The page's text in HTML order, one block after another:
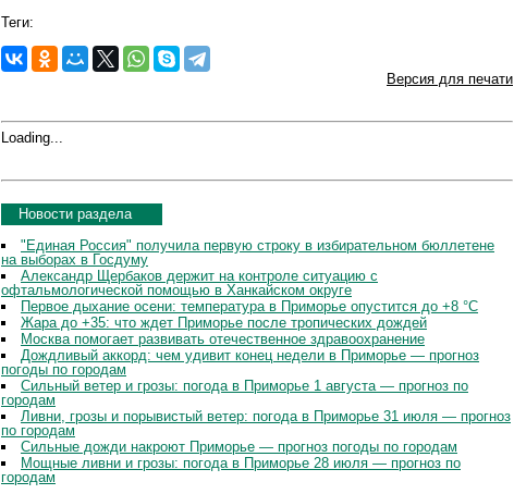
Теги:
Версия для печати
Loading...
Новости раздела
"Единая Россия" получила первую строку в избирательном бюллетене
на выборах в Госдуму
Александр Щербаков держит на контроле ситуацию с
офтальмологической помощью в Ханкайском округе
Первое дыхание осени: температура в Приморье опустится до +8 °C
Жара до +35: что ждет Приморье после тропических дождей
Москва помогает развивать отечественное здравоохранение
Дождливый аккорд: чем удивит конец недели в Приморье — прогноз
погоды по городам
Сильный ветер и грозы: погода в Приморье 1 августа — прогноз по
городам
Ливни, грозы и порывистый ветер: погода в Приморье 31 июля — прогноз
по городам
Сильные дожди накроют Приморье — прогноз погоды по городам
Мощные ливни и грозы: погода в Приморье 28 июля — прогноз по
городам